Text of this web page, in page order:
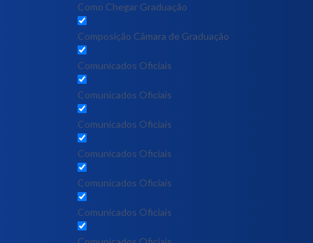
Como Chegar Graduação
Composição Câmara de Graduação
Comunicados Oficiais
Comunicados Oficiais
Comunicados Oficiais
Comunicados Oficiais
Comunicados Oficiais
Comunicados Oficiais